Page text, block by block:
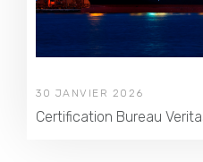
30 JANVIER 2026
Certification Bureau